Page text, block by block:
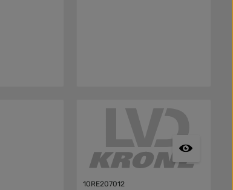
10RE207012